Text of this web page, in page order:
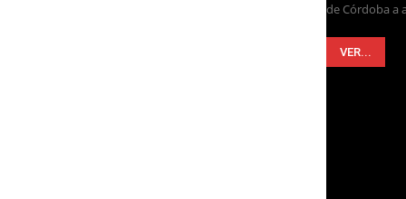
de Córdoba a
VER...